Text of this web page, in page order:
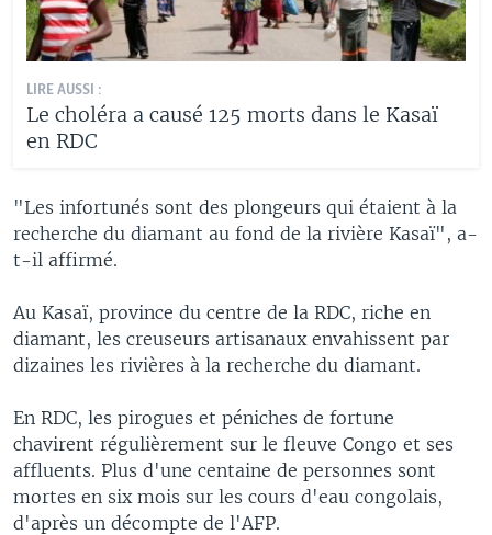
LIRE AUSSI :
Le choléra a causé 125 morts dans le Kasaï
en RDC
"Les infortunés sont des plongeurs qui étaient à la
recherche du diamant au fond de la rivière Kasaï", a-
t-il affirmé.
Au Kasaï, province du centre de la RDC, riche en
diamant, les creuseurs artisanaux envahissent par
dizaines les rivières à la recherche du diamant.
En RDC, les pirogues et péniches de fortune
chavirent régulièrement sur le fleuve Congo et ses
affluents. Plus d'une centaine de personnes sont
mortes en six mois sur les cours d'eau congolais,
d'après un décompte de l'AFP.